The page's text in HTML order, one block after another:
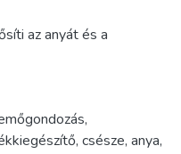
az anyát és a
,
, csésze, anya,